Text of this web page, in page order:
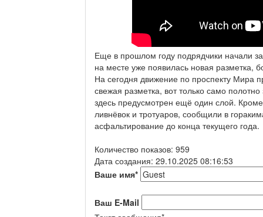
Еще в прошлом году подрядчики начали
на месте уже появилась новая разметка,
На сегодня движение по проспекту Мира
свежая разметка, вот только само
здесь предусмотрен ещё один слой.
ливнёвок и тротуаров, сообщили в
асфальтирование до конца текущего года.
Количество показов: 959
Дата создания: 29.10.2025 08:16:53
Ваше имя*
Ваш E-Mail